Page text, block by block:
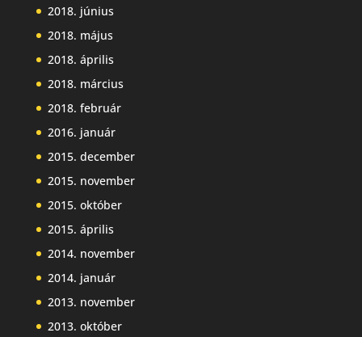
2018. június
2018. május
2018. április
2018. március
2018. február
2016. január
2015. december
2015. november
2015. október
2015. április
2014. november
2014. január
2013. november
2013. október